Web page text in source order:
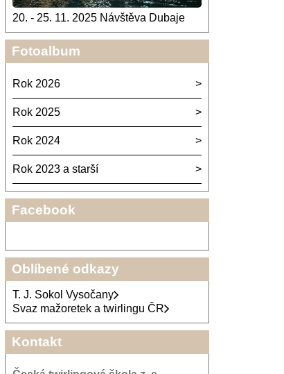
20. - 25. 11. 2025 Návštěva Dubaje
Fotoalbum
Rok 2026
Rok 2025
Rok 2024
Rok 2023 a starší
Facebook
Oblíbené odkazy
T. J. Sokol Vysočany
Svaz mažoretek a twirlingu ČR
Kontakt